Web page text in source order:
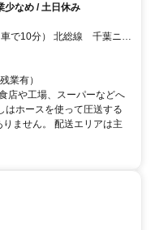
少なめ / 土日休み
業有）
店や工場、スーパーなどへ
はホースを使って圧送する
ません。 配送エリアは主